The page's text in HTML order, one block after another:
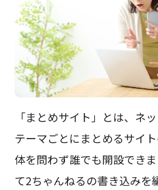
「まとめサイト」とは、ネ
テーマごとにまとめるサイ
体を問わず誰でも開設でき
て2ちゃんねるの書き込みを